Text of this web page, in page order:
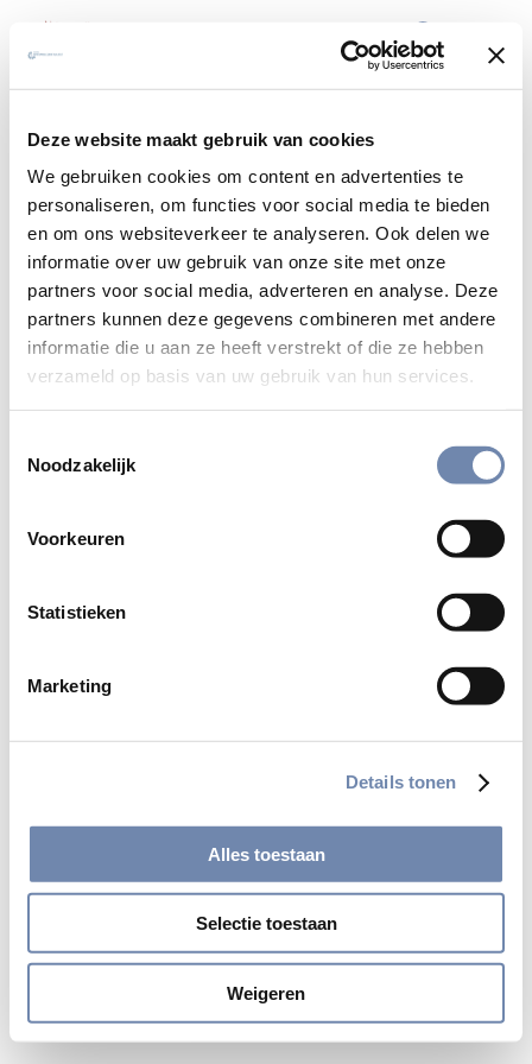
Deze website maakt gebruik van cookies
We gebruiken cookies om content en advertenties te
personaliseren, om functies voor social media te bieden
en om ons websiteverkeer te analyseren. Ook delen we
informatie over uw gebruik van onze site met onze
partners voor social media, adverteren en analyse. Deze
partners kunnen deze gegevens combineren met andere
informatie die u aan ze heeft verstrekt of die ze hebben
verzameld op basis van uw gebruik van hun services.
Noodzakelijk
Voorkeuren
Statistieken
Marketing
Details tonen
Alles toestaan
Selectie toestaan
Weigeren
Het voorjaarsnummer van
“Jezuïeten” staat online
DO 05 MRT 2015 VARIA /
Nieuws uit de wereldwijde
jezuïetenfamilie
Deel
© 2026 Jezuïeten in Nederland en Vlaanderen
site by:gopublic